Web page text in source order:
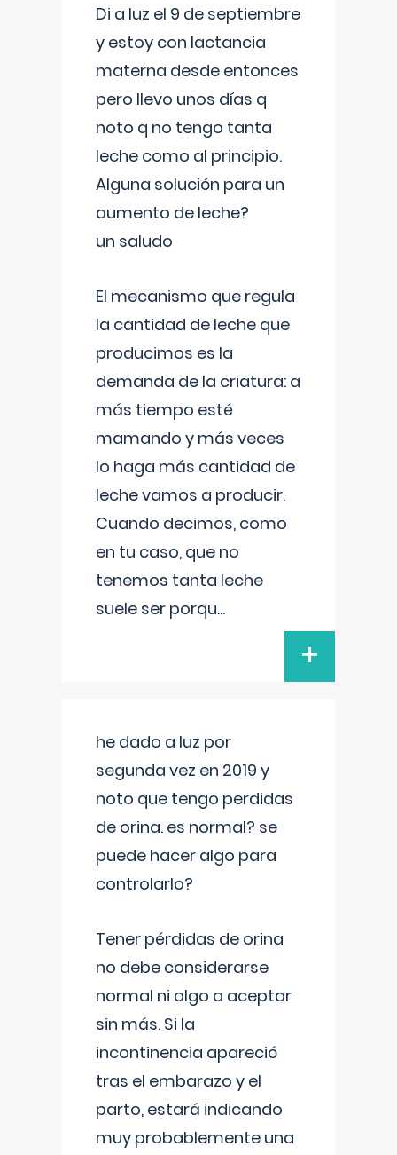
Di a luz el 9 de septiembre
y estoy con lactancia
materna desde entonces
pero llevo unos días q
noto q no tengo tanta
leche como al principio.
Alguna solución para un
aumento de leche?
un saludo
El mecanismo que regula
la cantidad de leche que
producimos es la
demanda de la criatura: a
más tiempo esté
mamando y más veces
lo haga más cantidad de
leche vamos a producir.
Cuando decimos, como
en tu caso, que no
tenemos tanta leche
suele ser porqu...
+
he dado a luz por
segunda vez en 2019 y
noto que tengo perdidas
de orina. es normal? se
puede hacer algo para
controlarlo?
Tener pérdidas de orina
no debe considerarse
normal ni algo a aceptar
sin más. Si la
incontinencia apareció
tras el embarazo y el
parto, estará indicando
muy probablemente una